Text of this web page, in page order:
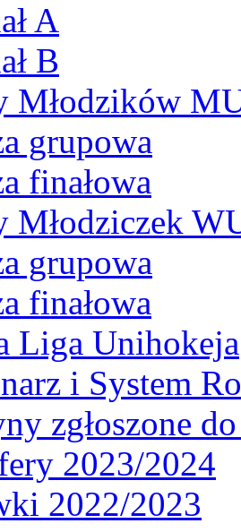
A
B
Młodzików
grupowa
finałowa
Młodziczek
grupowa
finałowa
Liga Unihokeja
i System
zgłoszone
2023/2024
2022/2023